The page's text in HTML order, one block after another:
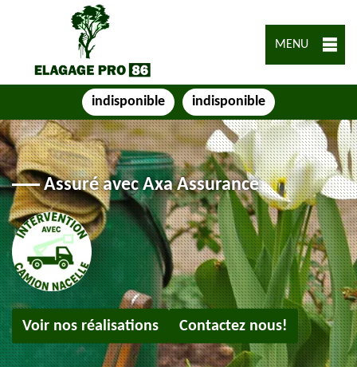
MENU
indisponible indisponible
Assuré avec Axa Assurance
Voir nos réalisations Contactez nous!